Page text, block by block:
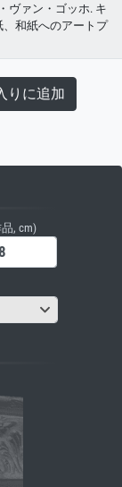
ヴァン・ゴッホ. キ
和紙へのアートプ
に追加
, cm)